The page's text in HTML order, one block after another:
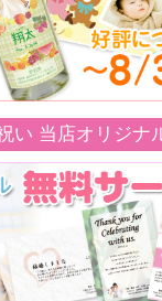
い 当店オリジナ